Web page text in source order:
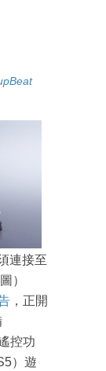
連接至
）
，正開
控功
）遊